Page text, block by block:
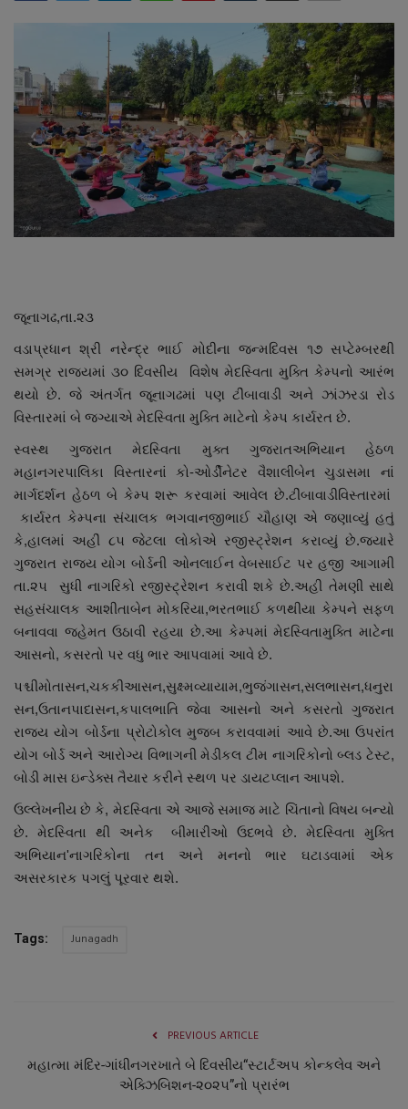
Dipotsav Special
આંતરરાષ્ટ્રીય
રાષ્ટ્રીય
ગુજરાત
બજારના સમાચાર
સ્થાનિક સમાચાર
સ્પોર્ટ્સ
રાશિફળ
ગુનાખોરી
બોલિવૂડ
સ્વાસ્થ્ય
જૂનાગઢ,તા.૨૩
વડાપ્રધાન શ્રી નરેન્દ્ર ભાઈ મોદીના જન્મદિવસ ૧૭ સપ્ટેમ્બરથી
સમગ્ર રાજ્યમાં ૩૦ દિવસીય વિશેષ મેદસ્વિતા મુક્તિ કેમ્પનો આરંભ
થયો છે. જે અંતર્ગત જૂનાગઢમાં પણ ટીંબાવાડી અને ઝાંઝરડા રોડ
વિસ્તારમાં બે જગ્યાએ મેદસ્વિતા મુક્તિ માટેનો કેમ્પ કાર્યરત છે.
સ્વસ્થ ગુજરાત મેદસ્વિતા મુક્ત ગુજરાતઅભિયાન હેઠળ
મહાનગરપાલિકા વિસ્તારનાં કો-ઓર્ડીનેટર વૈશાલીબેન ચુડાસમા નાં
માર્ગદર્શન હેઠળ બે કેમ્પ શરૂ કરવામાં આવેલ છે.ટીંબાવાડીવિસ્તારમાં
કાર્યરત કેમ્પના સંચાલક ભગવાનજીભાઈ ચૌહાણ એ જણાવ્યું હતું
કે,હાલમાં અહીં ૮૫ જેટલા લોકોએ રજીસ્ટ્રેશન કરાવ્યું છે.જ્યારે
ગુજરાત રાજ્ય યોગ બોર્ડની ઓનલાઈન વેબસાઈટ પર હજી આગામી
તા.૨૫ સુધી નાગરિકો રજીસ્ટ્રેશન કરાવી શકે છે.અહી તેમણી સાથે
સહસંચાલક આશીતાબેન મોકરિયા,ભરતભાઈ કળથીયા કેમ્પને સફળ
બનાવવા જહેમત ઉઠાવી રહયા છે.આ કેમ્પમાં મેદસ્વિતામુક્તિ માટેના
આસનો, કસરતો પર વધુ ભાર આપવામાં આવે છે.
પશ્ચીમોતાસન,ચકકીઆસન,સુક્ષ્મવ્યાયામ,ભુજંગાસન,સલભાસન,ધનુરા
સન,ઉતાનપાદાસન,કપાલભાતિ જેવા આસનો અને કસરતો ગુજરાત
રાજ્ય યોગ બોર્ડના પ્રોટોકોલ મુજબ કરાવવામાં આવે છે.આ ઉપરાંત
યોગ બોર્ડ અને આરોગ્ય વિભાગની મેડીકલ ટીમ નાગરિકોનો બ્લડ ટેસ્ટ,
બોડી માસ ઇન્ડેક્સ તૈયાર કરીને સ્થળ પર ડાયટપ્લાન આપશે.
ઉલ્લેખનીય છે કે, મેદસ્વિતા એ આજે સમાજ માટે ચિંતાનો વિષય બન્યો
છે. મેદસ્વિતા થી અનેક બીમારીઓ ઉદભવે છે. મેદસ્વિતા મુક્તિ
અભિયાન'નાગરિકોના તન અને મનનો ભાર ઘટાડવામાં એક
અસરકારક પગલું પૂરવાર થશે.
Tags: Junagadh
PREVIOUS ARTICLE
મહાત્મા મંદિર-ગાંધીનગરખાતે બે દિવસીય“સ્ટાર્ટઅપ કોન્કલેવ અને
એક્ઝિબિશન-૨૦૨૫”નો પ્રારંભ